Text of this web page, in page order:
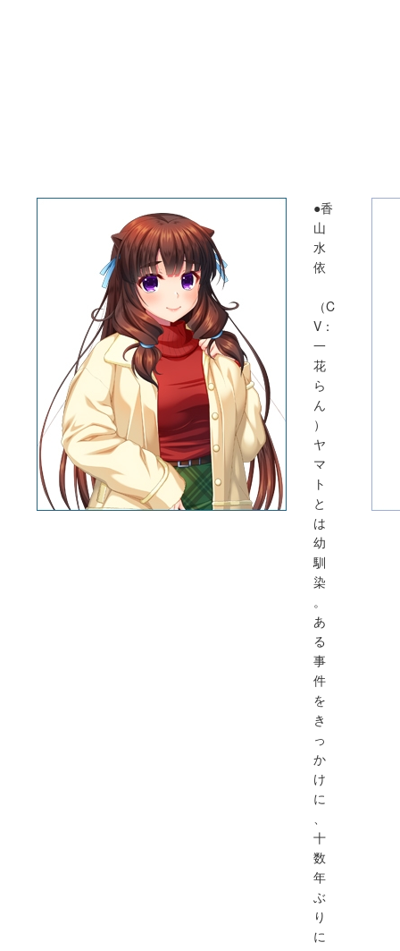
●香
山
水
依
（C
V：
一
花
ら
ん
）
ヤ
マ
ト
と
は
幼
馴
染
。
あ
る
事
件
を
き
っ
か
け
に
、
十
数
年
ぶ
り
に